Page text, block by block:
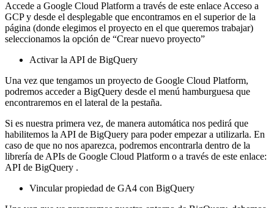
Accede a Google Cloud Platform a través de este enlace Acceso a
GCP y desde el desplegable que encontramos en el superior de la
página (donde elegimos el proyecto en el que queremos trabajar)
seleccionamos la opción de “Crear nuevo proyecto”
Activar la API de BigQuery
Una vez que tengamos un proyecto de Google Cloud Platform,
podremos acceder a BigQuery desde el menú hamburguesa que
encontraremos en el lateral de la pestaña.
Si es nuestra primera vez, de manera automática nos pedirá que
habilitemos la API de BigQuery para poder empezar a utilizarla. En
caso de que no nos aparezca, podremos encontrarla dentro de la
librería de APIs de Google Cloud Platform o a través de este enlace:
API de BigQuery .
Vincular propiedad de GA4 con BigQuery